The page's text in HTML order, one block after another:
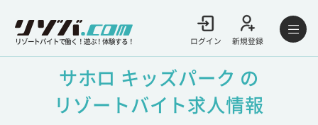
リゾートバイトで働く！遊ぶ！体験する！ ログイン 新規登録
サホロ キッズパーク の
リゾートバイト求人情報